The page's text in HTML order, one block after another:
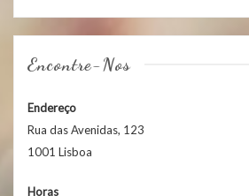
Encontre-Nos
Endereço
Rua das Avenidas, 123
1001 Lisboa
Horas